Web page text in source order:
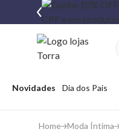
Abrir menu
Novidades Dia dos Pais
fechar menu
fechar menu
favoritos
Home Moda Íntima